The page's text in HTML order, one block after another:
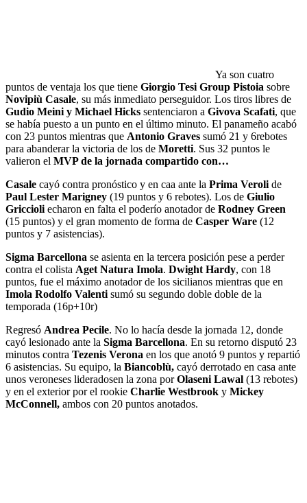
Ya son cuatro
puntos de ventaja los que tiene Giorgio Tesi Group Pistoia sobre
Novipiù Casale, su más inmediato perseguidor. Los tiros libres de
Gudio Meini y Michael Hicks sentenciaron a Givova Scafati, que
se había puesto a un punto en el último minuto. El panameño acabó
con 23 puntos mientras que Antonio Graves sumó 21 y 6rebotes
para abanderar la victoria de los de Moretti. Sus 32 puntos le
valieron el MVP de la jornada compartido con…
Casale cayó contra pronóstico y en caa ante la Prima Veroli de
Paul Lester Marigney (19 puntos y 6 rebotes). Los de Giulio
Griccioli echaron en falta el poderío anotador de Rodney Green
(15 puntos) y el gran momento de forma de Casper Ware (12
puntos y 7 asistencias).
Sigma Barcellona se asienta en la tercera posición pese a perder
contra el colista Aget Natura Imola. Dwight Hardy, con 18
puntos, fue el máximo anotador de los sicilianos mientras que en
Imola Rodolfo Valenti sumó su segundo doble doble de la
temporada (16p+10r)
Regresó Andrea Pecile. No lo hacía desde la jornada 12, donde
cayó lesionado ante la Sigma Barcellona. En su retorno disputó 23
minutos contra Tezenis Verona en los que anotó 9 puntos y repartió
6 asistencias. Su equipo, la Biancoblù, cayó derrotado en casa ante
unos veroneses lideradosen la zona porOlaseni Lawal (13 rebotes)
y en el exterior por el rookie Charlie Westbrook y Mickey
McConnell, ambos con 20 puntos anotados.